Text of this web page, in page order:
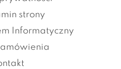
strony
Informatyczny